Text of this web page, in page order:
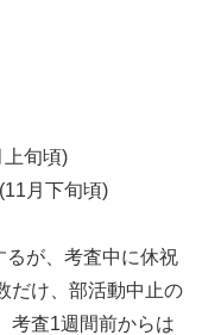
上旬頃)
月下旬頃)
るが、考査中に休祝
だけ、部活動中止の
考査1週間前からは